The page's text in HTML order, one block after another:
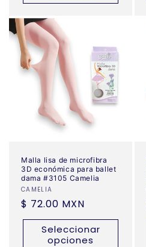
Malla lisa de microfibra
3D económica para ballet
dama #3105 Camelia
Proveedor:
CAMELIA
Precio
habitual
$ 72.00 MXN
Seleccionar
opciones